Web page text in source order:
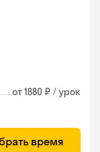
от 1880 ₽ / урок
время